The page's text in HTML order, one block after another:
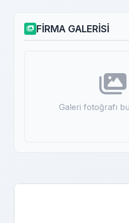
FİRMA GALERİSİ
Galeri fotoğrafı